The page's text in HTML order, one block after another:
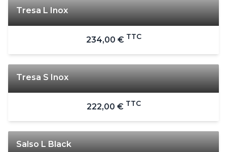
Tresa L Inox
234,00 € TTC
Tresa S Inox
222,00 € TTC
Salso L Black